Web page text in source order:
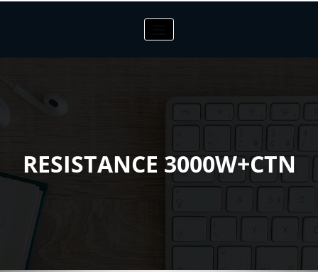
RESISTANCE 3000W+CTN